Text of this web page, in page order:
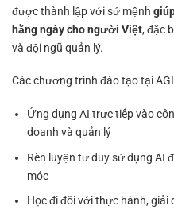
được thành lập với sứ mệnh
hằng ngày cho người Việt, đặc
và đội ngũ quản lý.
Các chương trình đào tạo tại
Ứng dụng AI trực tiếp vào
doanh và quản lý
Rèn luyện tư duy sử dụng AI
móc
Học đi đôi với thực hành,